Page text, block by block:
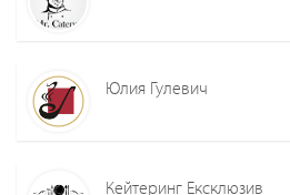
Юлия Гулевич
Кейтеринг Ексклюзив